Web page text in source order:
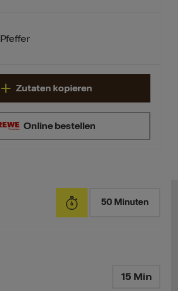
Pfeffer
Online bestellen
Zutaten kopieren
50 Minuten
15 Min